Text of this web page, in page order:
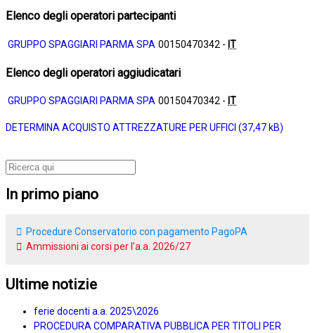
Elenco degli operatori partecipanti
GRUPPO SPAGGIARI PARMA SPA 00150470342 - IT
Elenco degli operatori aggiudicatari
GRUPPO SPAGGIARI PARMA SPA 00150470342 - IT
DETERMINA ACQUISTO ATTREZZATURE PER UFFICI
In primo piano
Procedure Conservatorio con pagamento PagoPA
Ammissioni ai corsi per l’a.a. 2026/27
Ultime notizie
ferie docenti a.a. 2025\2026
PROCEDURA COMPARATIVA PUBBLICA PER TITOLI PER